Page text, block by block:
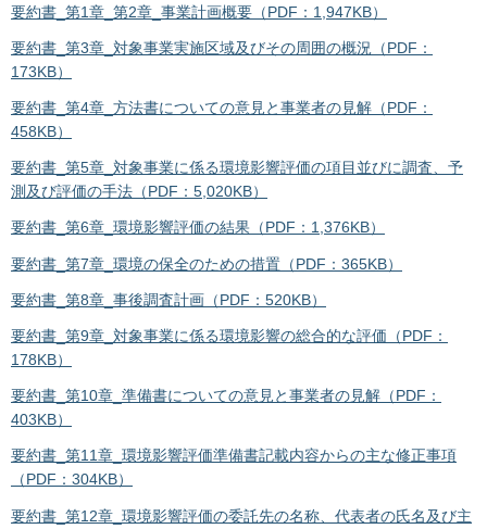
要約書_第1章_第2章_事業計画概要（PDF：1,947KB）
要約書_第3章_対象事業実施区域及びその周囲の概況（PDF：
173KB）
要約書_第4章_方法書についての意見と事業者の見解（PDF：
458KB）
要約書_第5章_対象事業に係る環境影響評価の項目並びに調査、予
測及び評価の手法（PDF：5,020KB）
要約書_第6章_環境影響評価の結果（PDF：1,376KB）
要約書_第7章_環境の保全のための措置（PDF：365KB）
要約書_第8章_事後調査計画（PDF：520KB）
要約書_第9章_対象事業に係る環境影響の総合的な評価（PDF：
178KB）
要約書_第10章_準備書についての意見と事業者の見解（PDF：
403KB）
要約書_第11章_環境影響評価準備書記載内容からの主な修正事項
（PDF：304KB）
要約書_第12章_環境影響評価の委託先の名称、代表者の氏名及び主